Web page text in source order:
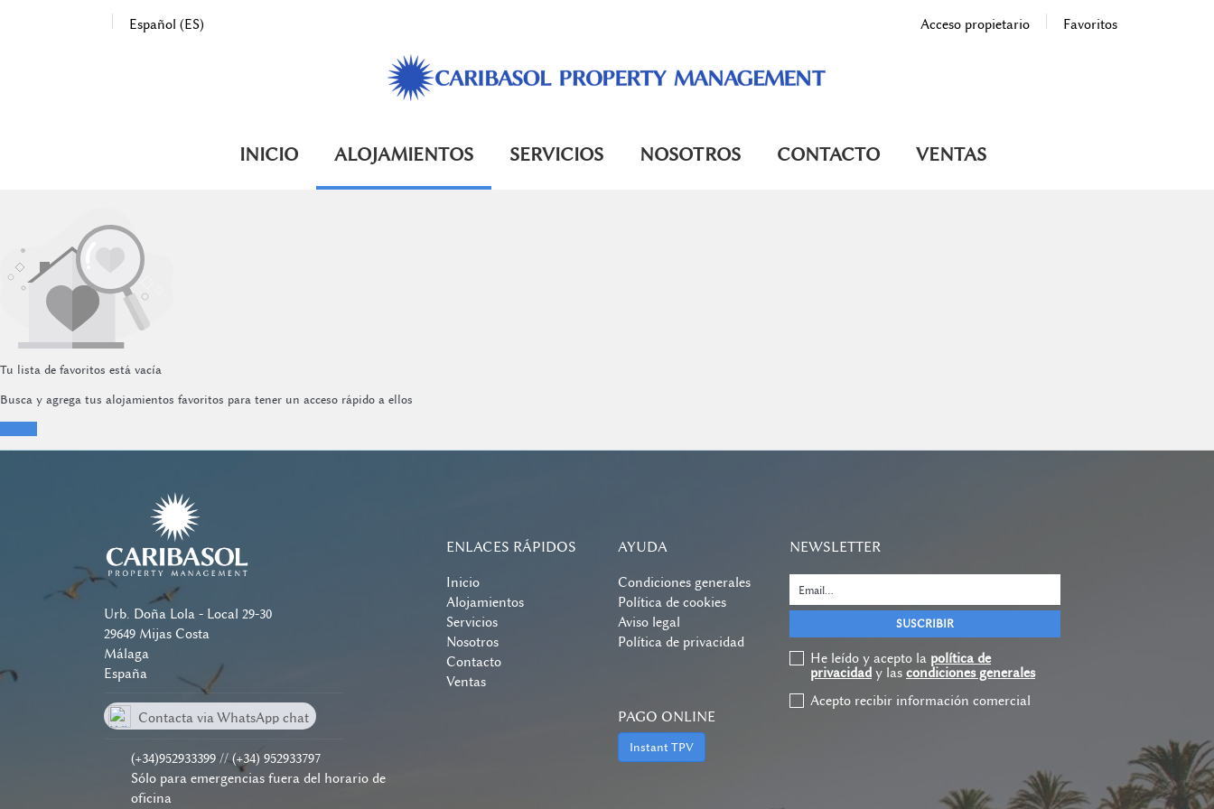
Español (ES) Favoritos
Acceso propietario
INICIO ALOJAMIENTOS SERVICIOS NOSOTROS CONTACTO VENTAS
Tu lista de favoritos está vacía
Busca y agrega tus alojamientos favoritos para tener un acceso rápido a ellos
Urb. Doña Lola - Local 29-30
29649 Mijas Costa
Málaga
España
Contacta via WhatsApp chat
(+34)952933399 // (+34) 952933797
Sólo para emergencias fuera del horario de
oficina
ENLACES RÁPIDOS
Inicio
Alojamientos
Servicios
Nosotros
Contacto
Ventas
AYUDA
Condiciones generales
Política de cookies
Aviso legal
Política de privacidad
PAGO ONLINE
Instant TPV
NEWSLETTER
He leído y acepto la política de
privacidady las condiciones generales
Acepto recibir información comercial